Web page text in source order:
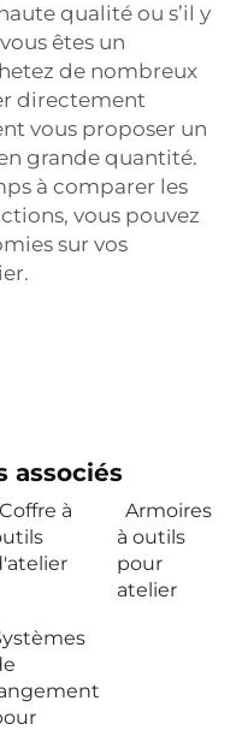
qualité ou s’il y
êtes un
de nombreux
directement
vous proposer un
grande quantité.
à comparer les
vous pouvez
sur vos
associés
Coffre à
Armoires
à outils
pour
atelier